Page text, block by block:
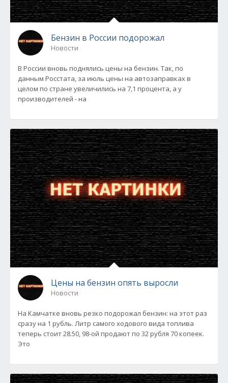
Бензин в России подорожал
Новости
В России вновь поднялись цены на бензин. Так, по
данным Росстата, за июль цены на автозаправках в
целом по стране увеличились на 7,1 процента, а у
производителей - на
Цены на бензин опять выросли
Новости
На Камчатке вновь резко подорожал бензин: на этот раз
сразу на 1 рубль. Литр самого ходового вида топлива
теперь стоит 28.50, 98-ой продают по 32 рубля 70 копеек.
Это